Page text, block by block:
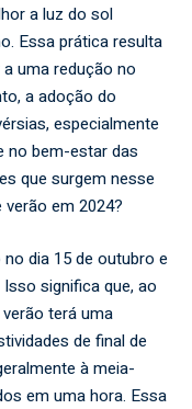
a luz do sol
Essa prática resulta
uma redução no
a adoção do
especialmente
no bem-estar das
que surgem nesse
em 2024?
dia 15 de outubro e
significa que, ao
terá uma
de final de
à meia-
em uma hora. Essa